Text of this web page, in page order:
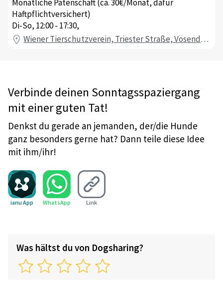
Monatliche Patenschaft (ca. 30€/Monat, dafür
Haftpflichtversichert)
Di-So, 12:00 - 17:30,
Wiener Tierschutzverein, Triester Straße, Vösendorf, Österreich
Verbinde deinen Sonntagsspaziergang
mit einer guten Tat!
Denkst du gerade an jemanden, der/die Hunde
ganz besonders gerne hat? Dann teile diese Idee
mit ihm/ihr!
ianu App WhatsApp Link
Was hältst du von Dogsharing?